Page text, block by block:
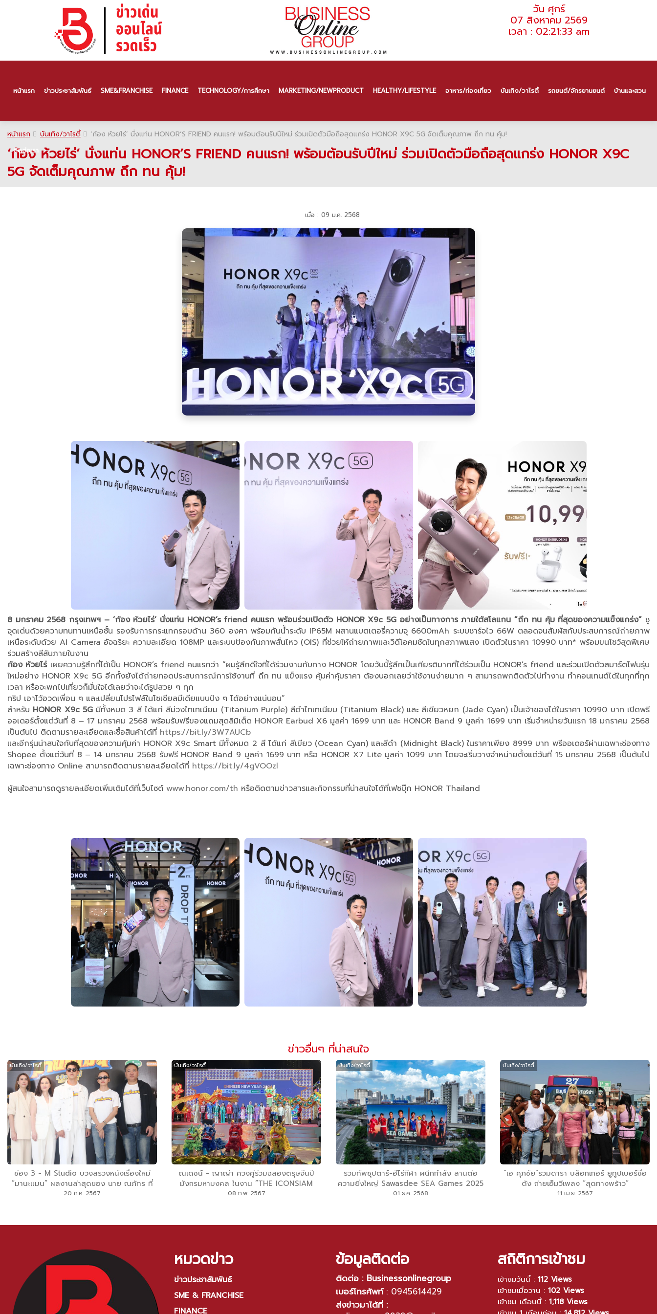
วัน ศุกร์
07 สิงหาคม 2569
เวลา : 02:21:33 am
หน้าแรก ข่าวประชาสัมพันธ์ SME & FRANCHISE FINANCE TECHNOLOGY/การศึกษา MARKETING/NEW PRODUCT HEALTHY/LIFESTYLE อาหาร/ท่องเที่ยว บันเทิง/วาไรตี้ รถยนต์/จักรยานยนต์ บ้านและสวน
ติดต่อเรา
หน้าแรก บันเทิง/วาไรตี้ ‘ก้อง ห้วยไร่’ นั่งแท่น HONOR’S FRIEND คนแรก! พร้อมต้อนรับปีใหม่ ร่วมเปิดตัวมือถือสุดแกร่ง HONOR X9C 5G จัดเต็มคุณภาพ ถึก ทน คุ้ม!
‘ก้อง ห้วยไร่’ นั่งแท่น HONOR’S FRIEND คนแรก! พร้อมต้อนรับปีใหม่ ร่วมเปิดตัวมือถือสุดแกร่ง HONOR X9C
5G จัดเต็มคุณภาพ ถึก ทน คุ้ม!
เมื่อ : 09 ม.ค. 2568
8 มกราคม 2568 กรุงเทพฯ – ‘ก้อง ห้วยไร่’ นั่งแท่น HONOR’s friend คนแรก พร้อมร่วมเปิดตัว HONOR X9c 5G อย่างเป็นทางการ ภายใต้สโลแกน “ถึก ทน คุ้ม ที่สุดของความแข็งแกร่ง” ชู
จุดเด่นด้วยความทนทานเหนือชั้น รองรับการกระแทกรอบด้าน 360 องศา พร้อมกันน้ำระดับ IP65M ผสานแบตเตอรี่ความจุ 6600mAh ระบบชาร์จไว 66W ตลอดจนสัมผัสกับประสบการณ์ถ่ายภาพ
เหนือระดับด้วย AI Camera อัจฉริยะ ความละเอียด 108MP และระบบป้องกันภาพสั่นไหว (OIS) ที่ช่วยให้ถ่ายภาพและวิดีโอคมชัดในทุกสภาพแสง เปิดตัวในราคา 10990 บาท* พร้อมขนโชว์สุดพิเศษ
ร่วมสร้างสีสันภายในงาน
ก้อง ห้วยไร่ เผยความรู้สึกที่ได้เป็น HONOR’s friend คนแรกว่า “ผมรู้สึกดีใจที่ได้ร่วมงานกับทาง HONOR โดยวันนี้รู้สึกเป็นเกียรติมากที่ได้ร่วมเป็น HONOR’s friend และร่วมเปิดตัวสมาร์ตโฟนรุ่น
ใหม่อย่าง HONOR X9c 5G อีกทั้งยังได้ถ่ายทอดประสบการณ์การใช้งานที่ ถึก ทน แข็งแรง คุ้มค่าคุ้มราคา ต้องบอกเลยว่าใช้งานง่ายมาก ๆ สามารถพกติดตัวไปทำงาน ทำคอนเทนต์ได้ในทุกที่ทุก
เวลา หรือจะพกไปเที่ยวก็มั่นใจได้เลยว่าจะได้รูปสวย ๆ ทุก
ทริป เอาไว้อวดเพื่อน ๆ และเปลี่ยนโปรไฟล์ในโซเชียลมีเดียแบบปัง ๆ ได้อย่างแน่นอน”
สำหรับ HONOR X9c 5Gมีทั้งหมด 3 สี ได้แก่ สีม่วงไทเทเนียม (Titanium Purple) สีดำไทเทเนียม (Titanium Black) และ สีเขียวหยก (Jade Cyan) เป็นเจ้าของได้ในราคา 10990 บาท เปิดพรี
ออเดอร์ตั้งแต่วันที่ 8 – 17 มกราคม 2568 พร้อมรับฟรีของแถมสุดลิมิเต็ด HONOR Earbud X6 มูลค่า 1699 บาท และ HONOR Band 9 มูลค่า 1699 บาท เริ่มจำหน่ายวันแรก 18 มกราคม 2568
เป็นต้นไป ติดตามรายละเอียดและซื้อสินค้าได้ที่ https://bit.ly/3W7AUCb
และอีกรุ่นน่าสนใจกับที่สุดของความคุ้มค่า HONOR X9c Smart มีทั้งหมด 2 สี ได้แก่ สีเขียว (Ocean Cyan) และสีดำ (Midnight Black) ในราคาเพียง 8999 บาท พรีออเดอร์ผ่านเฉพาะช่องทาง
Shopee ตั้งแต่วันที่ 8 – 14 มกราคม 2568 รับฟรี HONOR Band 9 มูลค่า 1699 บาท หรือ HONOR X7 Lite มูลค่า 1099 บาท โดยจะเริ่มวางจำหน่ายตั้งแต่วันที่ 15 มกราคม 2568 เป็นต้นไป
เฉพาะช่องทาง Online สามารถติดตามรายละเอียดได้ที่ https://bit.ly/4gVOOzl
ผู้สนใจสามารถดูรายละเอียดเพิ่มเติมได้ที่เว็บไซต์ www.honor.com/th หรือติดตามข่าวสารและกิจกรรมที่น่าสนใจได้ที่เฟซบุ๊ก HONOR Thailand
ข่าวอื่นๆ ที่น่าสนใจ
บันเทิง/วาไรตี้
ช่อง 3 - M Studio บวงสรวงหนังเรื่องใหม่
”มานะแมน” ผลงานล่าสุดของ นาย ณภัทร ที่
พลิกบทบาทมาเล่นคอมเมดี้เต็มตัว
20 ก.ค. 2567
บันเทิง/วาไรตี้
ณเดชน์ - ญาญ่า ควงคู่ร่วมฉลองตรุษจีนปี
มังกรมหามงคล ในงาน “THE ICONSIAM
ETERNAL PROSPERITY CHINESE NEW
ทุกมิติบนทำเลท้องมังกรที่อุดมสมบูรณ์ที่สุดบน
08 ก.พ. 2567
บันเทิง/วาไรตี้
รวมทัพซุปตาร์-ฮีโร่กีฬา ผนึกกำลัง สานต่อ
ความยิ่งใหญ่ Sawasdee SEA Games 2025
ปลุกสปิริต “ชวนคนไทย เชียร์คนไทย ที่เมือง
01 ธ.ค. 2568
บันเทิง/วาไรตี้
“เอ ศุภชัย”รวมดารา บล็อกเกอร์ ยูทูปเบอร์ชื่อ
ดัง ถ่ายเอ็มวีเพลง “สุดทางพร้าว”
11 เม.ย. 2567
หมวดข่าว
ข่าวประชาสัมพันธ์
SME & FRANCHISE
FINANCE
ข้อมูลติดต่อ
ติดต่อ : Businessonlinegroup
เบอร์โทรศัพท์: 0945614429
ส่งข่าวมาได้ที่ :
สถิติการเข้าชม
เข้าชมวันนี้ : 112 Views
เข้าชมเมื่อวาน : 102 Views
เข้าชม เดือนนี้ : 1,118 Views